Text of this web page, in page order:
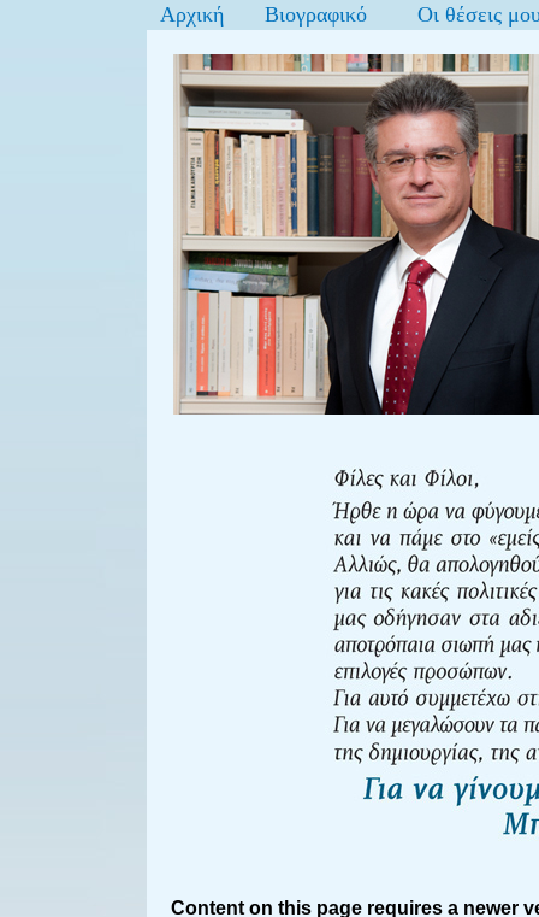
Αρχική Βιογραφικό Οι θέσεις
Content on this page requires a newer